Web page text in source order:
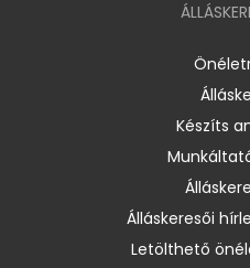
Készíts
Álláskeresői
Letölthető